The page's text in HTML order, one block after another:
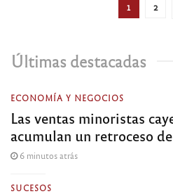
1 2
Últimas destacadas
ECONOMÍA Y NEGOCIOS
Las ventas minoristas
acumulan un retroceso
6 minutos atrás
SUCESOS